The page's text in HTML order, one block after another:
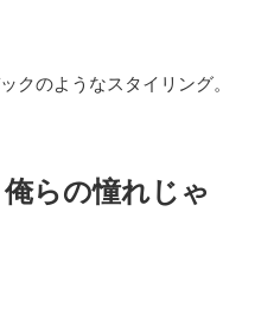
クのようなスタイリング。
らの憧れじゃ